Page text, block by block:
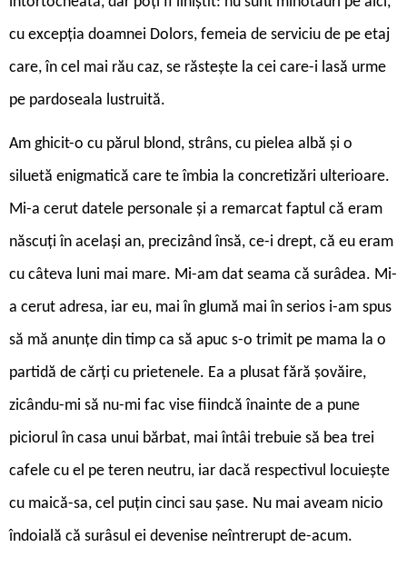
cu excepția doamnei Dolors, femeia de serviciu de pe etaj
care, în cel mai rău caz, se răstește la cei care-i lasă urme
pe pardoseala lustruită.
Am ghicit-o cu părul blond, strâns, cu pielea albă și o
siluetă enigmatică care te îmbia la concretizări ulterioare.
Mi-a cerut datele personale și a remarcat faptul că eram
născuți în același an, precizând însă, ce-i drept, că eu eram
cu câteva luni mai mare. Mi-am dat seama că surâdea. Mi-
a cerut adresa, iar eu, mai în glumă mai în serios i-am spus
să mă anunțe din timp ca să apuc s-o trimit pe mama la o
partidă de cărți cu prietenele. Ea a plusat fără șovăire,
zicându-mi să nu-mi fac vise fiindcă înainte de a pune
piciorul în casa unui bărbat, mai întâi trebuie să bea trei
cafele cu el pe teren neutru, iar dacă respectivul locuiește
cu maică-sa, cel puțin cinci sau șase. Nu mai aveam nicio
îndoială că surâsul ei devenise neîntrerupt de-acum.